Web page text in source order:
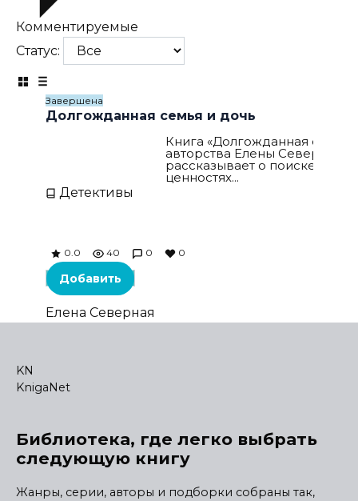
Комментируемые
Статус:
Завершена
Долгожданная семья и дочь
Книга «Долгожданная семья
авторства Елены Северной
рассказывает о поиске
ценностях...
Детективы
0.0 40 0 0
Добавить
Елена Северная
KN
KnigaNet
Библиотека, где легко выбрать
следующую книгу
Жанры, серии, авторы и подборки собраны так,